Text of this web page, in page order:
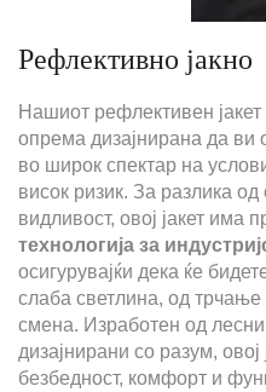
Рефлективно јакно
Нашиот рефлективен
опрема дизајнирана да ви
во широк спектар на
висок ризик. За разлика
видливост, овој јакет има
технологија за
осигурувајќи дека ќе
слаба светлина, од
смена. Изработен од
дизајнирани со разум,
безбедност, комфорт и